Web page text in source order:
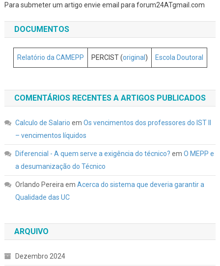
Para submeter um artigo envie email para forum24ATgmail.com
DOCUMENTOS
Relatório da CAMEPP PERCIST (original ) Escola Doutoral
COMENTÁRIOS RECENTES A ARTIGOS PUBLICADOS
Calculo de Salario em Os vencimentos dos professores do IST II
– vencimentos líquidos
Diferencial - A quem serve a exigência do técnico? em O MEPP e
a desumanização do Técnico
Orlando Pereiraem Acerca do sistema que deveria garantir a
Qualidade das UC
ARQUIVO
Dezembro 2024